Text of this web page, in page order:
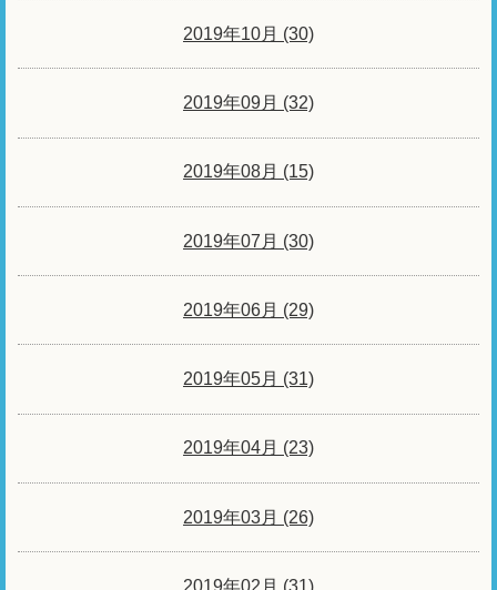
2019年10月 (30)
2019年09月 (32)
2019年08月 (15)
2019年07月 (30)
2019年06月 (29)
2019年05月 (31)
2019年04月 (23)
2019年03月 (26)
2019年02月 (31)